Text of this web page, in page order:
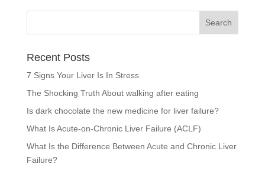
Recent Posts
7 Signs Your Liver Is In Stress
The Shocking Truth About walking after eating
Is dark chocolate the new medicine for liver failure?
What Is Acute-on-Chronic Liver Failure (ACLF)
What Is the Difference Between Acute and Chronic Liver
Failure?